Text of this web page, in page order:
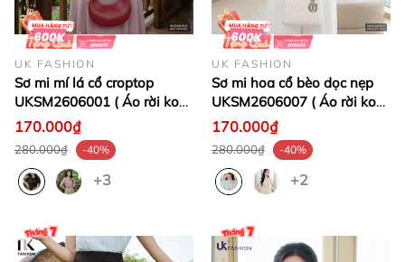
UK FASHION
Sơ mi mí lá cổ croptop
UKSM2606001 ( Áo rời ko
kèm CV/QU/PK)
170.000₫
280.000₫ -40%
+3
UK FASHION
Sơ mi hoa cổ bèo dọc nẹp
UKSM2606007 ( Áo rời ko
kèm CV/QU/PK)
170.000₫
280.000₫ -40%
+2